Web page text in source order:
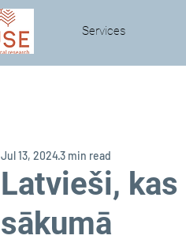
Services
Latvieši,
sākumā
Jul 13, 20243 min read